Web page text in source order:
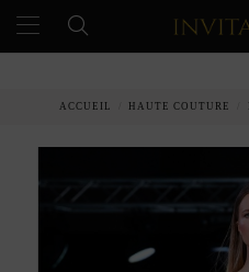
ACCUEIL HAUTE COUTURE